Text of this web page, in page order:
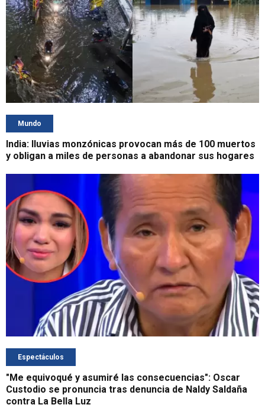
Mundo
India: lluvias monzónicas provocan más de 100 muertos
y obligan a miles de personas a abandonar sus hogares
Espectáculos
"Me equivoqué y asumiré las consecuencias": Oscar
Custodio se pronuncia tras denuncia de Naldy Saldaña
contra La Bella Luz